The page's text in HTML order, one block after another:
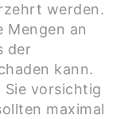
werden.
Mengen an
der
kann.
vorsichtig
maximal